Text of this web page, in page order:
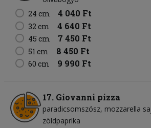
24 cm
4 040 Ft
32 cm 4 640 Ft
45 cm 7 450 Ft
51 cm 8 450 Ft
60 cm 9 990 Ft
17. Giovanni pizza
paradicsomszósz mozzarella
zöldpaprika